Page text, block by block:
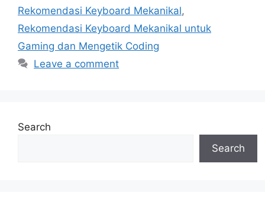
Rekomendasi Keyboard Mekanikal,
Rekomendasi Keyboard Mekanikal untuk
Gaming dan Mengetik Coding
Leave a comment
Search
Search